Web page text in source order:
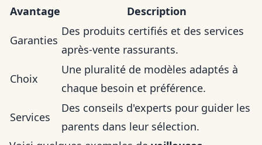
Avantage
Description
Garanties
Des produits certifiés et des services
après-vente rassurants.
Choix
Une pluralité de modèles adaptés à
chaque besoin et préférence.
Services
Des conseils d'experts pour guider les
parents dans leur sélection.